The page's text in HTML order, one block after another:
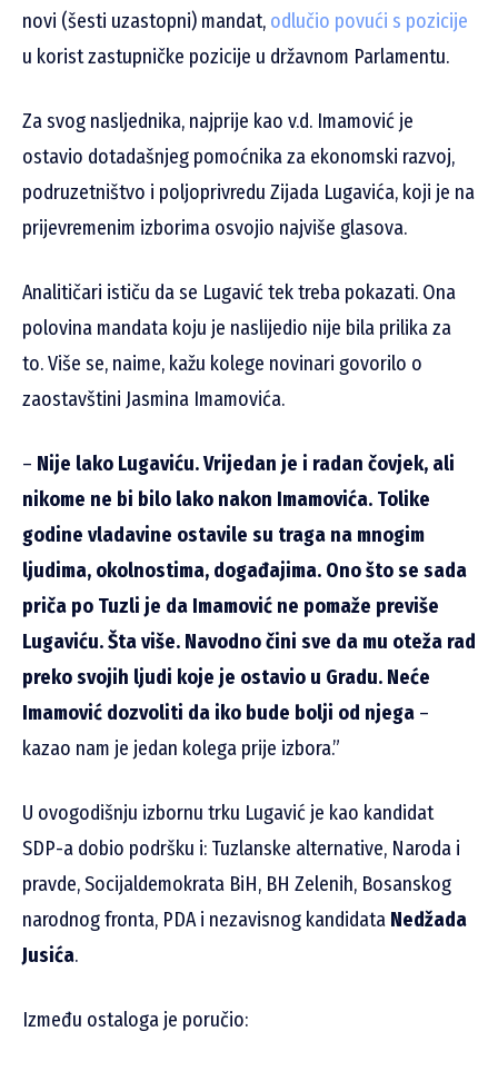
novi (šesti uzastopni) mandat, odlučio povući s pozicije
u korist zastupničke pozicije u državnom Parlamentu.
Za svog nasljednika, najprije kao v.d. Imamović je
ostavio dotadašnjeg pomoćnika za ekonomski razvoj,
podruzetništvo i poljoprivredu Zijada Lugavića, koji je na
prijevremenim izborima osvojio najviše glasova.
Analitičari ističu da se Lugavić tek treba pokazati. Ona
polovina mandata koju je naslijedio nije bila prilika za
to. Više se, naime, kažu kolege novinari govorilo o
zaostavštini Jasmina Imamovića.
– Nije lako Lugaviću. Vrijedan je i radan čovjek, ali
nikome ne bi bilo lako nakon Imamovića. Tolike
godine vladavine ostavile su traga na mnogim
ljudima, okolnostima, događajima. Ono što se sada
priča po Tuzli je da Imamović ne pomaže previše
Lugaviću. Šta više. Navodno čini sve da mu oteža rad
preko svojih ljudi koje je ostavio u Gradu. Neće
Imamović dozvoliti da iko bude bolji od njega –
kazao nam je jedan kolega prije izbora.”
U ovogodišnju izbornu trku Lugavić je kao kandidat
SDP-a dobio podršku i: Tuzlanske alternative, Naroda i
pravde, Socijaldemokrata BiH, BH Zelenih, Bosanskog
narodnog fronta, PDA i nezavisnog kandidata Nedžada
Jusića.
Između ostaloga je poručio: